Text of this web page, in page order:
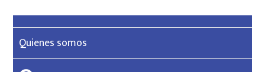
Quienes somos